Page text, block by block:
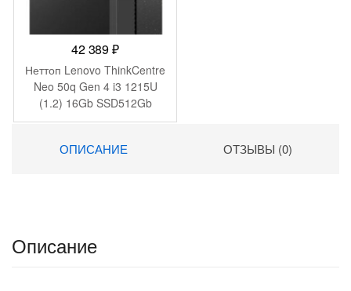
42 389₽
Неттоп Lenovo ThinkCentre
Neo 50q Gen 4 i3 1215U
(1.2) 16Gb SSD512Gb
UHDG без ОС GbitEth WiFi
клавиатура черный
ОПИСАНИЕ ОТЗЫВЫ (0)
Описание